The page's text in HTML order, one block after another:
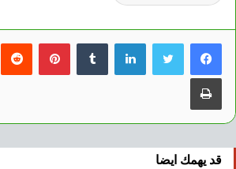
لينكدإن بينتيريست
طباعة
قد يهمك ايضا